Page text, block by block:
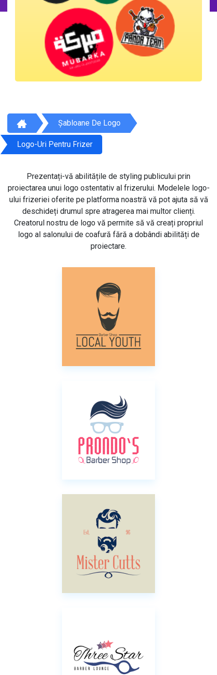
Șabloane De Logo
Logo-Uri Pentru Frizer
Prezentați-vă abilitățile de styling publicului prin
proiectarea unui logo ostentativ al frizerului. Modelele logo-
ului frizeriei oferite pe platforma noastră vă pot ajuta să vă
deschideți drumul spre atragerea mai multor clienți.
Creatorul nostru de logo vă permite să vă creați propriul
logo al salonului de coafură fără a dobândi abilități de
proiectare.